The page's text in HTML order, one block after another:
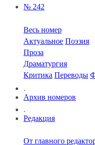
№ 242
Весь номер
Актуальное Поэзия
Проза
Драматургия
Критика Переводы
.
Архив номеров
.
Редакция
От главного